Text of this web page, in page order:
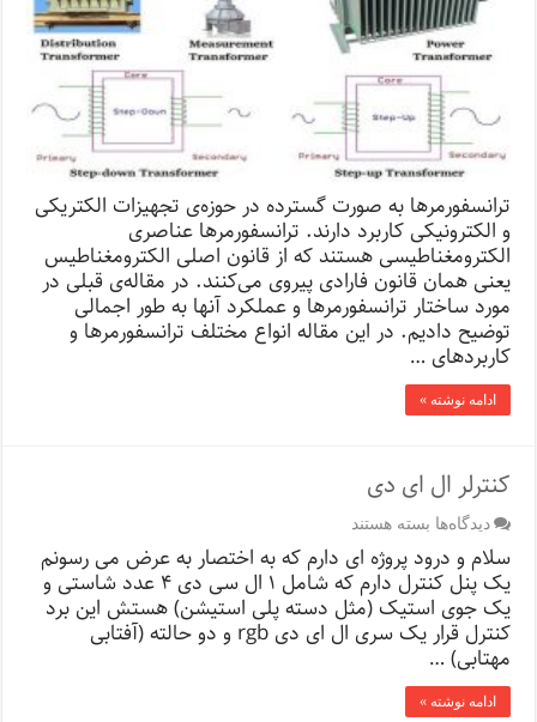
ترانسفورمرها به صورت گسترده در حوزه‌ی تجهیزات الکتریکی
و الکترونیکی کاربرد دارند. ترانسفورمرها عناصری
الکترومغناطیسی هستند که از قانون اصلی الکترومغناطیس
‌یعنی همان قانون فارادی پیروی می‌کنند. در مقاله‌ی قبلی در
مورد ساختار ترانسفورمرها و عملکرد آنها به طور اجمالی
توضیح دادیم. در این مقاله انواع مختلف ترانسفورمرها و
کاربردهای …
ادامه نوشته »
کنترلر ال ای دی
دیدگاه‌ها برای
ال
ای
دی
بسته هستند
سلام و درود پروژه ای دارم که به اختصار به عرض می رسونم
یک پنل کنترل دارم که شامل ۱ ال سی دی ۴ عدد شاستی و
یک جوی استیک (مثل دسته پلی استیشن) هستش این برد
کنترل قرار یک سری ال ای دی rgb و دو حالته (آفتابی
مهتابی) …
ادامه نوشته »